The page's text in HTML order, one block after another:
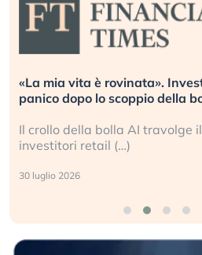
Quando la finanza pesa più
L’America sta ripetendo gli
La ricchezza mondiale
sganciata dall’economia reale.
24 luglio 2026